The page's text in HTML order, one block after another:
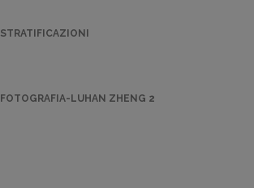
STRATIFICAZIONI
FOTOGRAFIA-LUHAN ZHENG 2